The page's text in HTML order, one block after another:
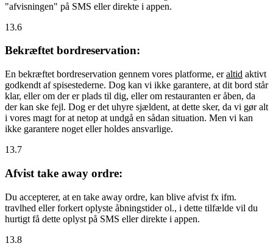
"afvisningen" på SMS eller direkte i appen.
13.6
Bekræftet bordreservation:
En bekræftet bordreservation gennem vores platforme, eraltid aktivt
godkendt af spisestederne. Dog kan vi ikke garantere, at dit bord står
klar, eller om der er plads til dig, eller om restauranten er åben, da
der kan ske fejl. Dog er det uhyre sjældent, at dette sker, da vi gør alt
i vores magt for at netop at undgå en sådan situation. Men vi kan
ikke garantere noget eller holdes ansvarlige.
13.7
Afvist take away ordre:
Du accepterer, at en take away ordre, kan blive afvist fx ifm.
travlhed eller forkert oplyste åbningstider ol., i dette tilfælde vil du
hurtigt få dette oplyst på SMS eller direkte i appen.
13.8